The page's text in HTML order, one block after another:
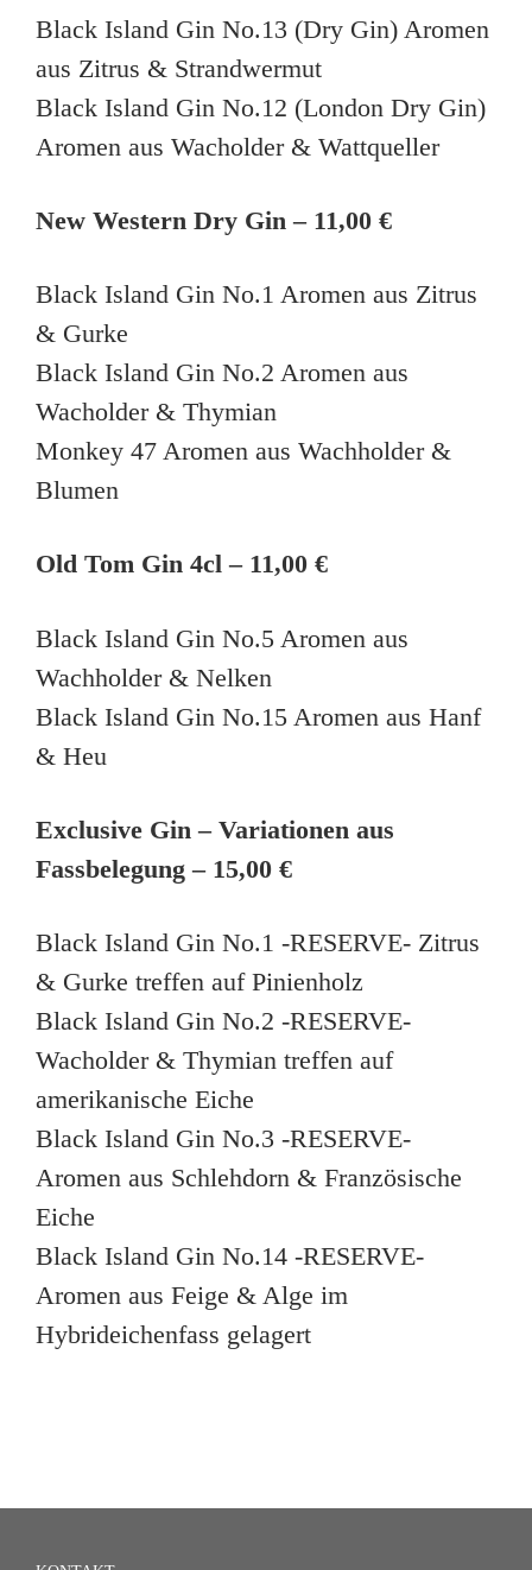
Black Island Gin No.13 (Dry Gin) Aromen
aus Zitrus & Strandwermut
Black Island Gin No.12 (London Dry Gin)
Aromen aus Wacholder & Wattqueller
New Western Dry Gin – 11,00 €
Black Island Gin No.1 Aromen aus Zitrus
& Gurke
Black Island Gin No.2 Aromen aus
Wacholder & Thymian
Monkey 47 Aromen aus Wachholder &
Blumen
Old Tom Gin 4cl – 11,00 €
Black Island Gin No.5 Aromen aus
Wachholder & Nelken
Black Island Gin No.15 Aromen aus Hanf
& Heu
Exclusive Gin – Variationen aus
Fassbelegung – 15,00 €
Black Island Gin No.1 -RESERVE- Zitrus
& Gurke treffen auf Pinienholz
Black Island Gin No.2 -RESERVE-
Wacholder & Thymian treffen auf
amerikanische Eiche
Black Island Gin No.3 -RESERVE-
Aromen aus Schlehdorn & Französische
Eiche
Black Island Gin No.14 -RESERVE-
Aromen aus Feige & Alge im
Hybrideichenfass gelagert